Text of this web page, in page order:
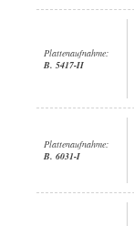
Plattenaufnahme:
B. 5417-II
Plattenaufnahme:
B. 6031-I